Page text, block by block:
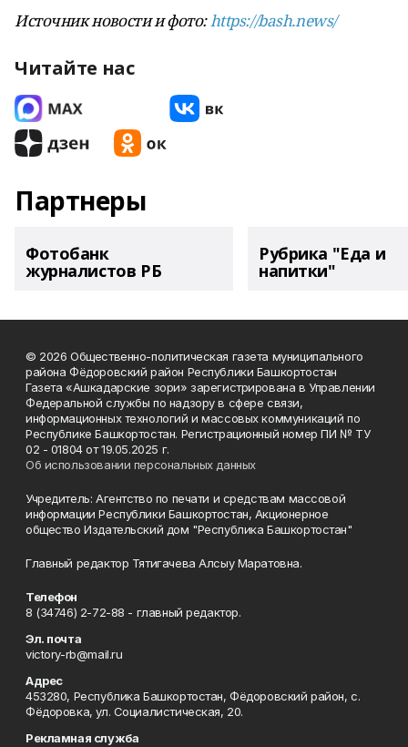
Источник новости и фото:https://bash.news/
Читайте нас
Партнеры
Фотобанк
журналистов РБ
Рубрика "Еда и
напитки"
© 2026 Общественно-политическая газета муниципального
района Фёдоровский район Республики Башкортостан
Газета «Ашкадарские зори» зарегистрирована в Управлении
Федеральной службы по надзору в сфере связи,
информационных технологий и массовых коммуникаций по
Республике Башкортостан. Регистрационный номер ПИ № ТУ
02 - 01804 от 19.05.2025 г.
Об использовании персональных данных
Учредитель: Агентство по печати и средствам массовой
информации Республики Башкортостан, Акционерное
общество Издательский дом "Республика Башкортостан"
Главный редактор Тятигачева Алсыу Маратовна.
Телефон
8 (34746) 2-72-88 - главный редактор.
Эл. почта
victory-rb@mail.ru
Адрес
453280, Республика Башкортостан, Фёдоровский район, с.
Фёдоровка, ул. Социалистическая, 20.
Рекламная служба